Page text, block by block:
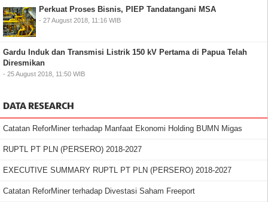
Perkuat Proses Bisnis, PIEP Tandatangani MSA
- 27 August 2018, 11:16 WIB
Gardu Induk dan Transmisi Listrik 150 kV Pertama di Papua Telah
Diresmikan
- 25 August 2018, 11:50 WIB
DATA RESEARCH
Catatan ReforMiner terhadap Manfaat Ekonomi Holding BUMN Migas
RUPTL PT PLN (PERSERO) 2018-2027
EXECUTIVE SUMMARY RUPTL PT PLN (PERSERO) 2018-2027
Catatan ReforMiner terhadap Divestasi Saham Freeport